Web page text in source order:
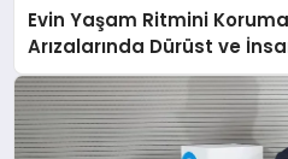
Evin Yaşam Ritmini
Arızalarında Dürüst ve